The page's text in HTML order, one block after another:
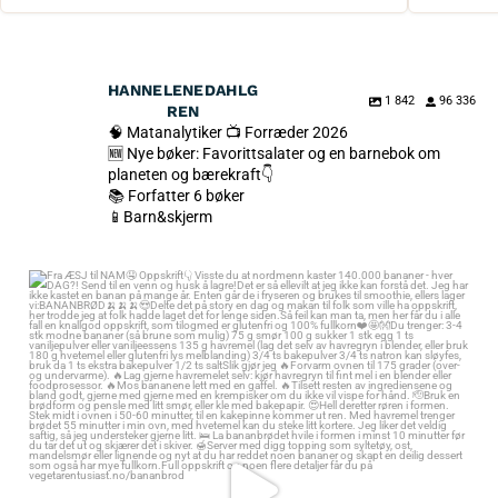
HANNELENEDAHLG
REN
1 842 96 336
🧠 Matanalytiker 📺 Forræder 2026
🆕 Nye bøker: Favorittsalater og en barnebok om
planeten og bærekraft👇
📚 Forfatter 6 bøker
📱Barn&skjerm
Fra ÆSJ til NAM🤤 Oppskrift👇 Visste du at nordmenn kaster 140.000
bananer - hver DAG?! Send til en venn og husk å lagre!
Det er så ellevilt at jeg ikke kan forstå det. Jeg har ikke kastet en banan
på mange år. Enten går de i fryseren og brukes til smoothie, ellers lager vi:
BANANBRØD🍌🍌🍌😍
Delte det på story en dag og makan til folk som ville ha oppskrift, her
trodde jeg at folk hadde laget det for lenge siden.
Så feil kan man ta, men her får du i alle fall en knallgod oppskrift, som
tilogmed er glutenfri og 100% fullkorn❤️🤩👐
Du trenger:
3-4 stk modne bananer (så brune som mulig)